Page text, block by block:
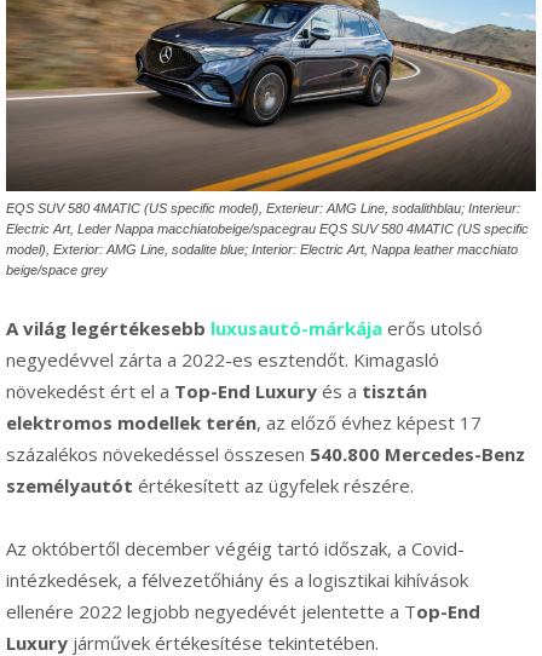
EQS SUV 580 4MATIC (US specific model), Exterieur: AMG Line, sodalithblau; Interieur:
Electric Art, Leder Nappa macchiatobeige/spacegrau EQS SUV 580 4MATIC (US specific
model), Exterior: AMG Line, sodalite blue; Interior: Electric Art, Nappa leather macchiato
beige/space grey
A világ legértékesebb luxusautó-márkája erős utolsó
negyedévvel zárta a 2022-es esztendőt. Kimagasló
növekedést ért el a Top-End Luxury és a tisztán
elektromos modellek terén, az előző évhez képest 17
százalékos növekedéssel összesen 540.800 Mercedes-Benz
személyautót értékesített az ügyfelek részére.
Az októbertől december végéig tartó időszak, a Covid-
intézkedések, a félvezetőhiány és a logisztikai kihívások
ellenére 2022 legjobb negyedévét jelentette a Top-End
Luxury járművek értékesítése tekintetében.